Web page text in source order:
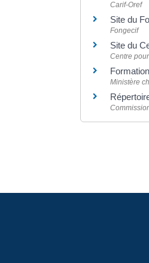
Carif-Oref
Site du
Fongecif
Site du
Centre
Ministère